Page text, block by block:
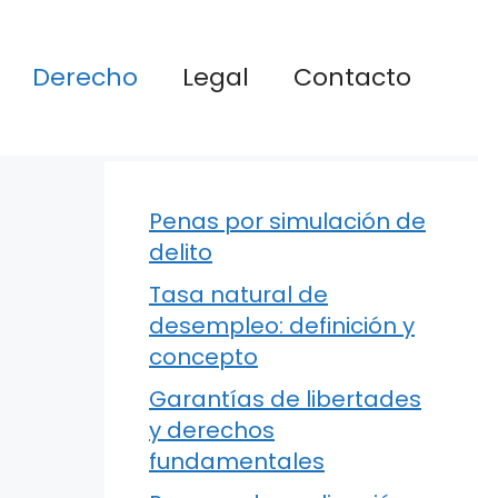
Derecho Legal Contacto
Penas por simulación de
delito
Tasa natural de
desempleo: definición y
concepto
Garantías de libertades
y derechos
fundamentales